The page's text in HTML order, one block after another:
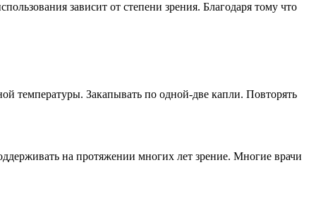
зависит от степени зрения. Благодаря тому что
температуры. Закапывать по одной-две капли. Повторять
на протяжении многих лет зрение. Многие врачи